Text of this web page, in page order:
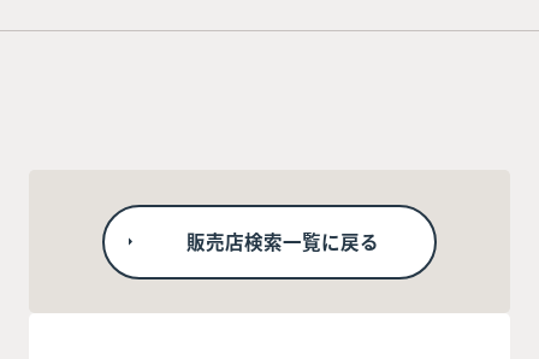
販売店検索一覧に戻る